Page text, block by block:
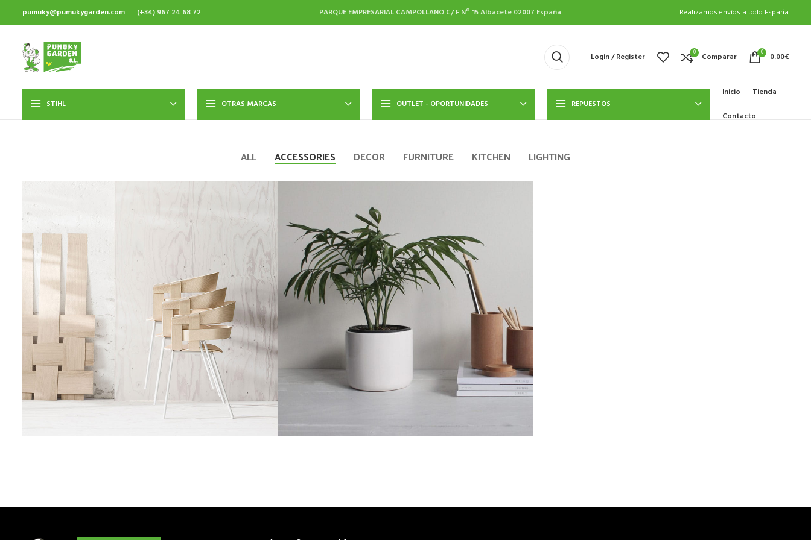
pumuky@pumukygarden.com (+34) 967 24 68 72 PARQUE EMPRESARIAL CAMPOLLANO C/ F Nº 15Albacete 02007 España Realizamos envíos a todo España
Login / Register 0 Comparar 0 0.00€
STIHL OTRAS MARCAS OUTLET - OPORTUNIDADES REPUESTOS
Inicio
Tienda
Contacto
ALL ACCESSORIES DECOR FURNITURE KITCHEN LIGHTING